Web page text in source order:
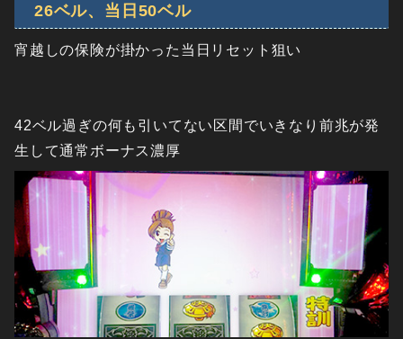
26ベル、当日50ベル
宵越しの保険が掛かった当日リセット狙い
42ベル過ぎの何も引いてない区間でいきなり前兆が発
生して通常ボーナス濃厚